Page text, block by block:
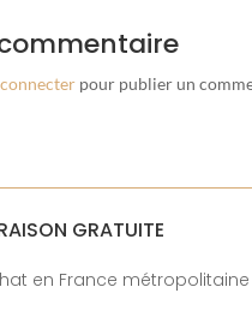
pour publier un
GRATUITE
en France métropolitaine